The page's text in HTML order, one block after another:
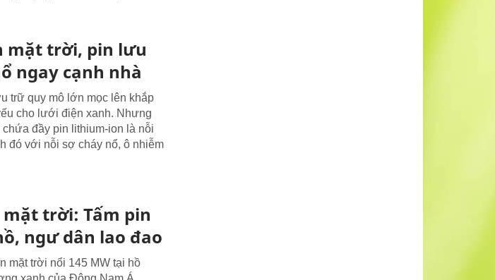
mặt trời, pin lưu
ngay cạnh nhà
trữ quy mô lớn mọc lên khắp
cho lưới điện xanh. Nhưng
đầy pin lithium-ion là nỗi
đó với nỗi sợ cháy nổ, ô nhiễm
trời: Tấm pin
ngư dân lao đao
mặt trời nổi 145 MW tại hồ